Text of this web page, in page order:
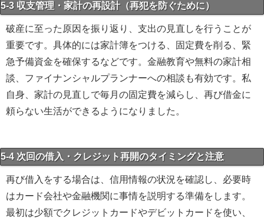
5-3 収支管理・家計の再設計（再犯を防ぐために）
破産に至った原因を振り返り、支出の見直しを行うことが
重要です。具体的には家計簿をつける、固定費を削る、緊
急予備資金を確保するなどです。金融教育や無料の家計相
談、ファイナンシャルプランナーへの相談も有効です。私
自身、家計の見直しで毎月の固定費を減らし、再び借金に
頼らない生活ができるようになりました。
5-4 次回の借入・クレジット再開のタイミングと注意
再び借入をする場合は、信用情報の状況を確認し、必要時
はカード会社や金融機関に事情を説明する準備をします。
最初は少額でクレジットカードやデビットカードを使い、